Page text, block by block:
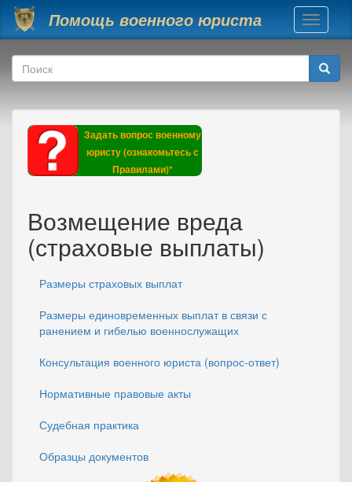
Перейти к основному содержанию
Помощь военного юриста
Toggle
Форма поиска
Поиск
Задать вопрос военному
юристу (ознакомьтесь с
Правилами)*
Возмещение вреда
(страховые выплаты)
Размеры страховых выплат
Размеры единовременных выплат в связи с
ранением и гибелью военнослужащих
Консультация военного юриста (вопрос-ответ)
Нормативные правовые акты
Судебная практика
Образцы документов